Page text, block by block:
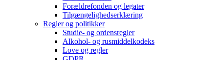
Forældrefonden og legater
Tilgængelighedserklæring
Regler og politikker
Studie- og ordensregler
Alkohol- og rusmiddelkodeks
Love og regler